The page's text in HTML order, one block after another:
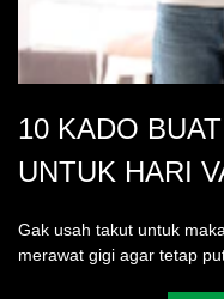
Gak usah takut untuk
merawat gigi agar tetap
10 KADO
UNTUK HARI